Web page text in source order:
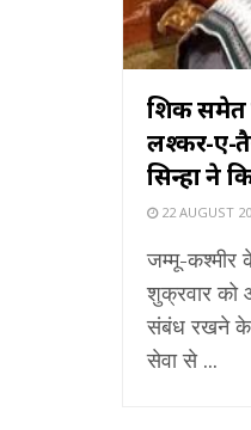
शिक्षक
लश्कर-ए-
सिन्हा ने
22 AUGUST
जम्मू-कश्मीर
शुक्रवार को
संबंध रखने के
सेवा से ...